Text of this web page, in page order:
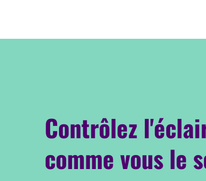
Contrôlez
comme vous le